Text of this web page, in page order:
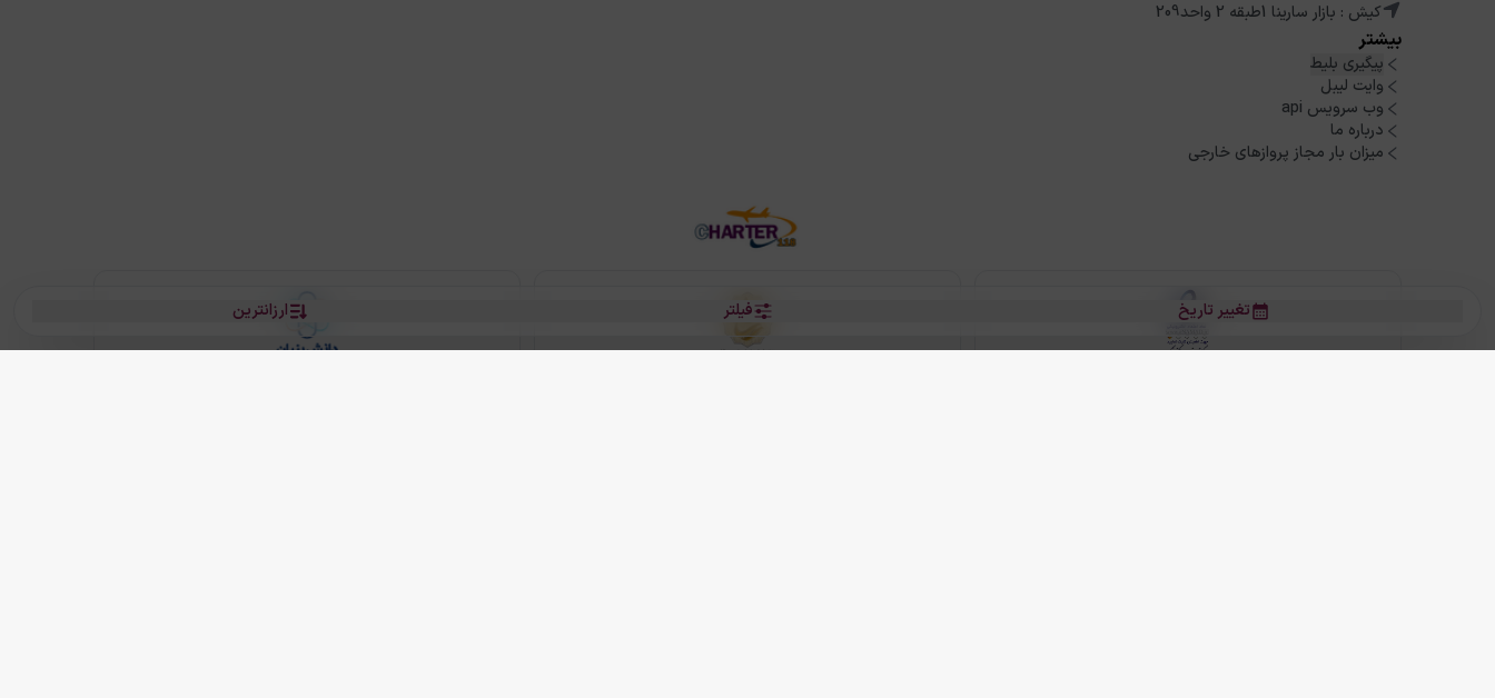
ارزانترین فیلتر تغییر تاریخ
کیش : بازار سارینا 1طبقه 2 واحد209
بیشتر
پیگیری بلیط
وایت لیبل
وب سرویس api
درباره ما
میزان بار مجاز پروازهای خارجی